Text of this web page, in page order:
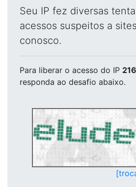
Seu IP fez diversas
acessos suspeitos a
conosco.
Para liberar o acesso do IP
responda ao desafio abaixo.